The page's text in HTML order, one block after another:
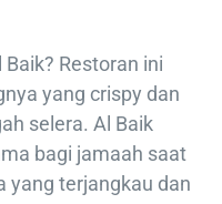
Restoran ini
yang crispy dan
selera. Al Baik
bagi jamaah saat
yang terjangkau dan